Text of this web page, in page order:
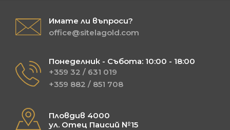
Имате ли въпроси?
office@sitelagold.com
Понеделник - Събота: 10:00 - 18:00
+359 32 / 631 019
+359 882 / 851 708
Пловдив 4000
ул. Отец Паисий №15